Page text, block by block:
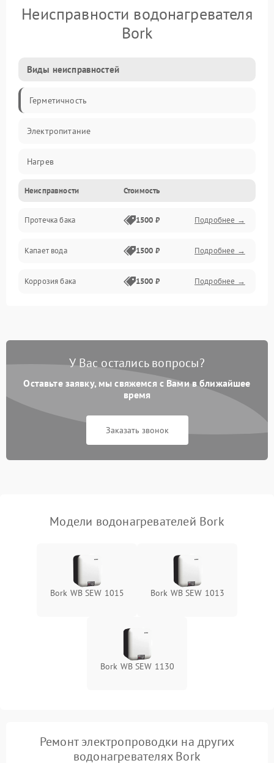
Неисправности водонагревателя
Bork
Виды неисправностей
Герметичность
Электропитание
Нагрев
Датчики
Механика
Неисправности Стоимость
Протечка бака 1500 ₽ Подробнее →
Капает вода 1500 ₽ Подробнее →
Коррозия бака 1500 ₽ Подробнее →
У Вас остались вопросы?
Оставьте заявку, мы свяжемся с Вами в ближайшее
время
Заказать звонок
Модели водонагревателей Bork
Bork WB SEW 1015 Bork WB SEW 1013
Bork WB SEW 1130
Ремонт электропроводки на других
водонагревателях Bork